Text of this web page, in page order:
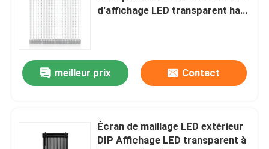
d'affichage LED transparent haut
meilleur prix Contact
Écran de maillage LED extérieur
DIP Affichage LED transparent à